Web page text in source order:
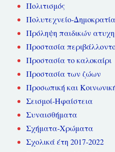
Πολιτισμός
Πολυτεχνείο-Δημοκρατία
Πρόληψη παιδικών
Προστασία
Προστασία το καλοκαίρι
Προστασία των ζώων
Προσωπική και
Σεισμοί-Ηφαίστεια
Συναισθήματα
Σχήματα-Χρώματα
Σχολικά έτη 2017-2022